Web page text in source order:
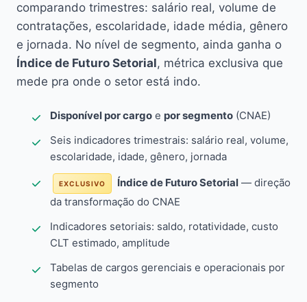
comparando trimestres: salário real, volume de
contratações, escolaridade, idade média, gênero
e jornada. No nível de segmento, ainda ganha o
Índice de Futuro Setorial, métrica exclusiva que
mede pra onde o setor está indo.
Disponível por cargo e por segmento (CNAE)
Seis indicadores trimestrais: salário real, volume,
escolaridade, idade, gênero, jornada
EXCLUSIVO Índice de Futuro Setorial — direção
da transformação do CNAE
Indicadores setoriais: saldo, rotatividade, custo
CLT estimado, amplitude
Tabelas de cargos gerenciais e operacionais por
segmento